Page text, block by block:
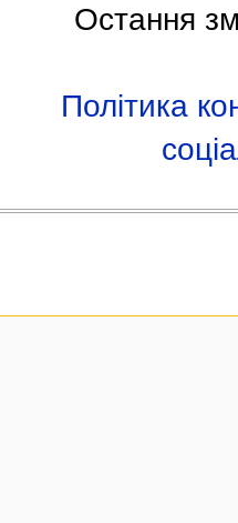
Остання
Політика